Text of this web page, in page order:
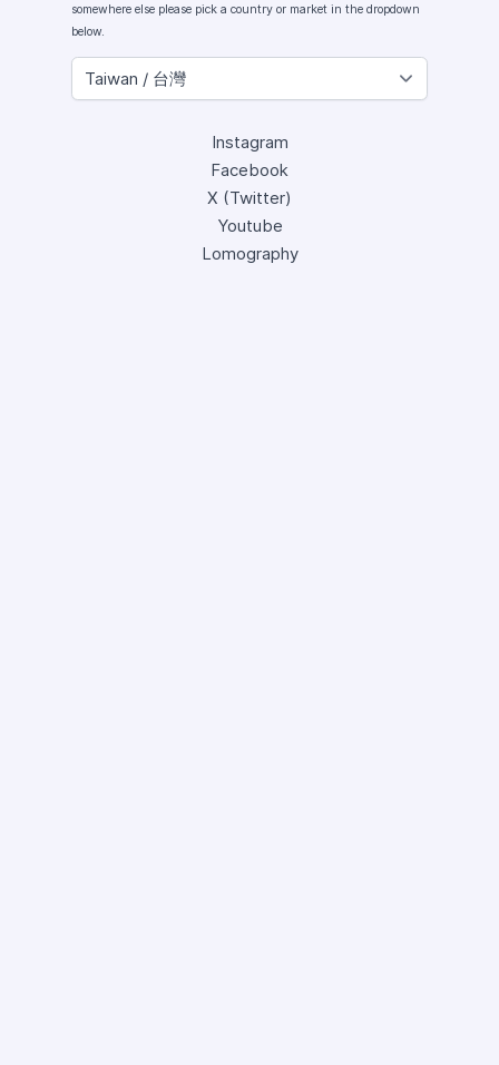
somewhere else please pick a country or market in the dropdown
below.
Instagram
Facebook
X (Twitter)
Youtube
Lomography